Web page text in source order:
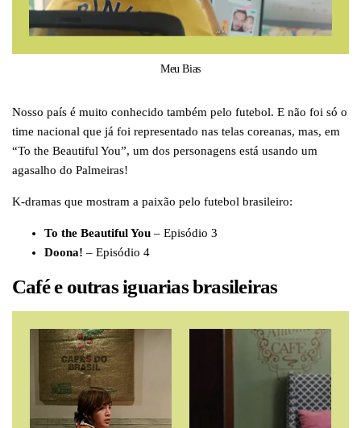
Meu Bias
Nosso país é muito conhecido também pelo futebol. E não foi só o
time nacional que já foi representado nas telas coreanas, mas, em
“To the Beautiful You”, um dos personagens está usando um
agasalho do Palmeiras!
K-dramas que mostram a paixão pelo futebol brasileiro:
To the Beautiful You – Episódio 3
Doona! – Episódio 4
Café e outras iguarias brasileiras